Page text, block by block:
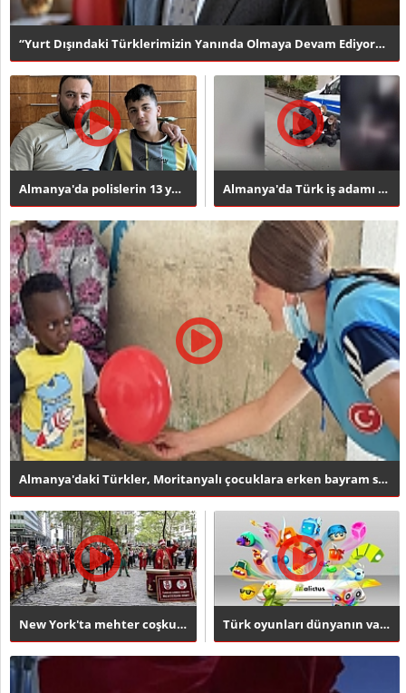
“Yurt Dışındaki Türklerimizin Yanında Olmaya Devam Ediyoruz!..
Almanya'da polislerin 13 yaşındaki Türk çocuğa sert müdahale.. Almanya'da Türk iş adamı Emre Tümsek polis şiddetine maruz k..
Almanya'daki Türkler, Moritanyalı çocuklara erken bayram sev..
New York'ta mehter coşkusu Türk oyunları dünyanın vazgeçilmezi oldu